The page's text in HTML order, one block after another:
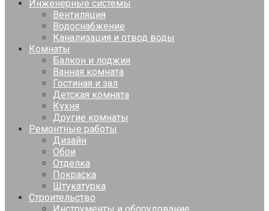
Инженерные системы
Вентиляция
Водоснабжение
Канализация и отвод воды
Комнаты
Балкон и лоджия
Ванная комната
Гостиная и зал
Детская комната
Кухня
Другие комнаты
Ремонтные работы
Дизайн
Обои
Отделка
Покраска
Штукатурка
Строительство